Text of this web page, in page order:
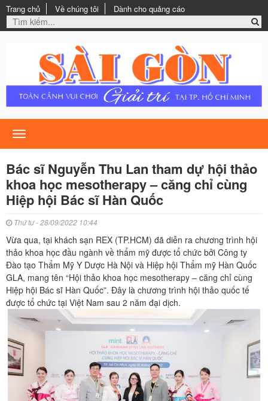
Trang chủ Về chúng tôi Dành cho quảng cáo
Toggle
navigation
Bác sĩ Nguyễn Thu Lan tham dự hội thảo
khoa học mesotherapy – căng chỉ cùng
Hiệp hội Bác sĩ Hàn Quốc
Thứ tư - 28/09/2022 10:44
Vừa qua, tại khách sạn REX (TP.HCM) đã diễn ra chương trình hội
thảo khoa học đầu ngành về thẩm mỹ được tổ chức bởi Công ty
Đào tạo Thẩm Mỹ Y Dược Hà Nội và Hiệp hội Thẩm mỹ Hàn Quốc
GLA, mang tên “Hội thảo khoa học mesotherapy – căng chỉ cùng
Hiệp hội Bác sĩ Hàn Quốc”. Đây là chương trình hội thảo quốc tế
được tổ chức tại Việt Nam sau 2 năm đại dịch.